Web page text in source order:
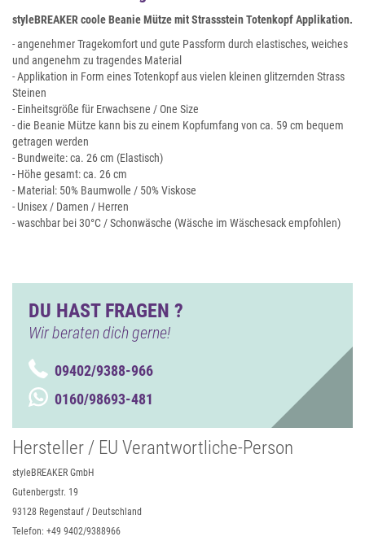
styleBREAKER coole Beanie Mütze mit Strassstein Totenkopf Applikation.
- angenehmer Tragekomfort und gute Passform durch elastisches, weiches
und angenehm zu tragendes Material
- Applikation in Form eines Totenkopf aus vielen kleinen glitzernden Strass
Steinen
- Einheitsgröße für Erwachsene / One Size
- die Beanie Mütze kann bis zu einem Kopfumfang von ca. 59 cm bequem
getragen werden
- Bundweite: ca. 26 cm (Elastisch)
- Höhe gesamt: ca. 26 cm
- Material: 50% Baumwolle / 50% Viskose
- Unisex / Damen / Herren
- waschbar bei 30°C / Schonwäsche (Wäsche im Wäschesack empfohlen)
DU HAST FRAGEN ?
Wir beraten dich gerne!
09402/9388-966
0160/98693-481
Hersteller / EU Verantwortliche-Person
styleBREAKER GmbH
Gutenbergstr. 19
93128 Regenstauf / Deutschland
Telefon: +49 9402/9388966